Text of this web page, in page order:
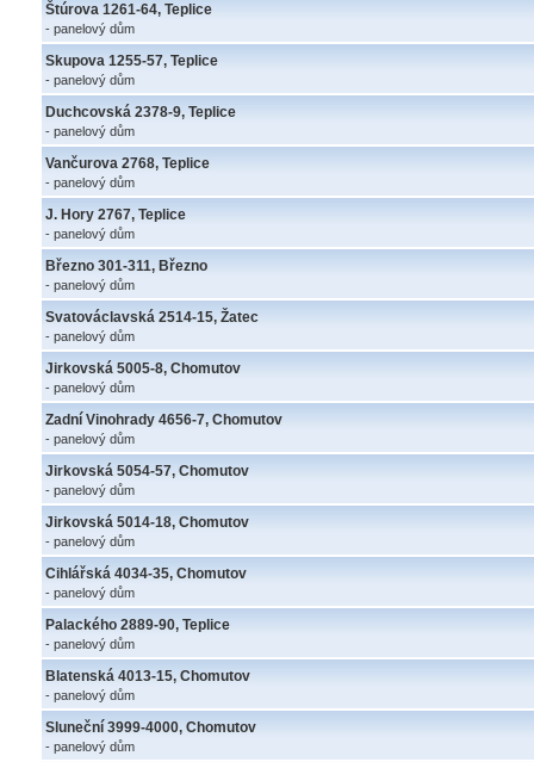
Štúrova 1261-64, Teplice
- panelový dům
Skupova 1255-57, Teplice
- panelový dům
Duchcovská 2378-9, Teplice
- panelový dům
Vančurova 2768, Teplice
- panelový dům
J. Hory 2767, Teplice
- panelový dům
Březno 301-311, Březno
- panelový dům
Svatováclavská 2514-15, Žatec
- panelový dům
Jirkovská 5005-8, Chomutov
- panelový dům
Zadní Vinohrady 4656-7, Chomutov
- panelový dům
Jirkovská 5054-57, Chomutov
- panelový dům
Jirkovská 5014-18, Chomutov
- panelový dům
Cihlářská 4034-35, Chomutov
- panelový dům
Palackého 2889-90, Teplice
- panelový dům
Blatenská 4013-15, Chomutov
- panelový dům
Sluneční 3999-4000, Chomutov
- panelový dům